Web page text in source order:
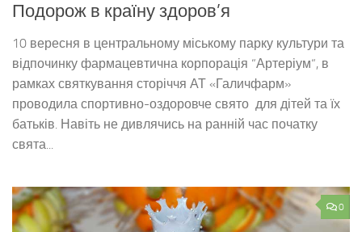
Подорож в країну здоров’я
10 вересня в центральному міському парку культури та
відпочинку фармацевтична корпорація “Артеріум“, в
рамках святкування сторіччя АТ «Галичфарм»
проводила спортивно-оздоровче свято для дітей та їх
батьків. Навіть не дивлячись на ранній час початку
свята...
0